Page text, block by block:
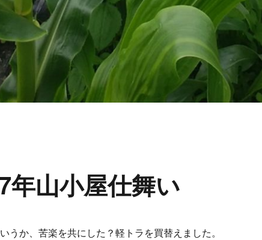
年山小屋仕舞い
うか、苦楽を共にした？軽トラを買替えました。